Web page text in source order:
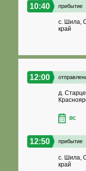
10:40 прибытие
с. Шила,
край
12:00
д.
вс
12:50 прибытие
с. Шила,
край